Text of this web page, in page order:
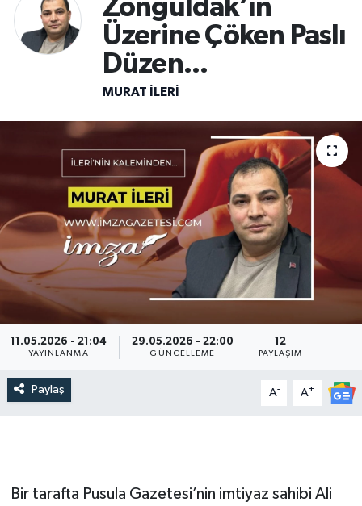
Zonguldak’ın
Üzerine Çöken Paslı
Düzen...
MURAT İLERI
11.05.2026 - 21:04
YAYINLANMA
29.05.2026 - 22:00
GÜNCELLEME
12
PAYLAŞIM
Paylaş A- A+
Bir tarafta Pusula Gazetesi’nin imtiyaz sahibi Ali
DEVREK
GÖKÇEBEY
KARABÜK
KASTAMONU